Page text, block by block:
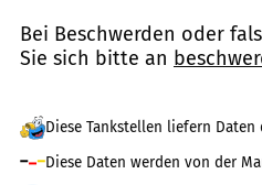
Bei Beschwerden oder
Sie sich bitte an
Diese Tankstellen liefern
Diese Daten werden von der